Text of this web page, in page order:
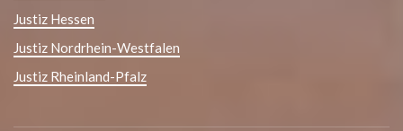
Justiz Hessen
Justiz Nordrhein-Westfalen
Justiz Rheinland-Pfalz